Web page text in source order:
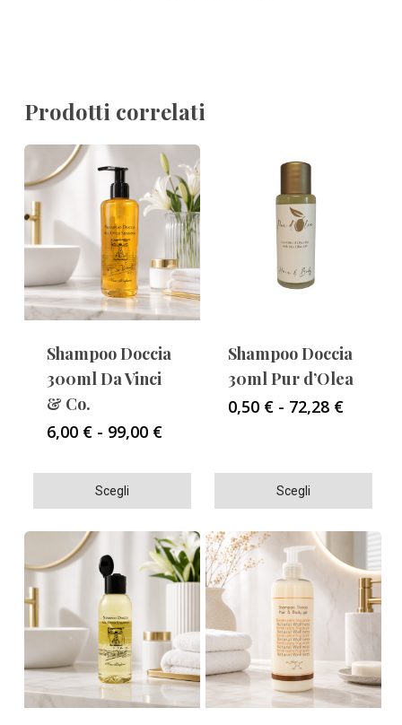
Prodotti correlati
Scegli
prodotto
ha
più
varianti.
Le
opzioni
possono
essere
scelte
Shampoo Doccia
300ml Da Vinci
& Co.
6,00 € - 99,00 €Fascia
prezzo:
6,00 €
a
99,00 €
Scegli
prodotto
ha
più
varianti.
Le
opzioni
possono
essere
scelte
Shampoo Doccia
30ml Pur d’Olea
0,50 € - 72,28 €Fascia
a